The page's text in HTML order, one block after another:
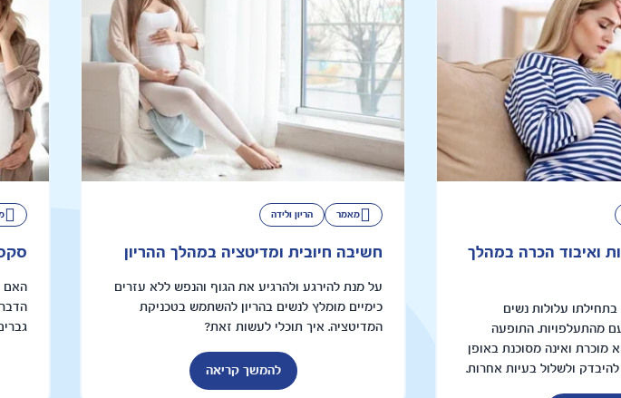
ואיבוד הכרה במהלך
בתחילתו עלולות נשים
מהתעלפויות. התופעה
מוכרת ואינה מסוכנת באופן
ולשלול בעיות אחרות.
מאמר הריון ולידה
חשיבה חיובית ומדיטציה במהלך ההריון
על מנת להירגע ולהרגיע את הגוף והנפש ללא עזרים
כימיים מומלץ לנשים בהריון להשתמש בטכניקת
המדיטציה. איך תוכלי לעשות זאת?
להמשך קריאה
האם